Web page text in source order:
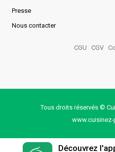
Presse
Nous contacter
CGU CGV
Tous droits réservés ©
Découvrez